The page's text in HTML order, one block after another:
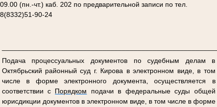
09.00 (пн.-чт.) каб. 202 по предварительной записи по тел.
8(8332)51-90-24
Подача процессуальных документов по судебным делам в
Октябрьский районный суд г. Кирова в электронном виде, в том
числе в форме электронного документа, осуществляется в
соответствии с Порядком подачи в федеральные суды общей
юрисдикции документов в электронном виде, в том числе в форме